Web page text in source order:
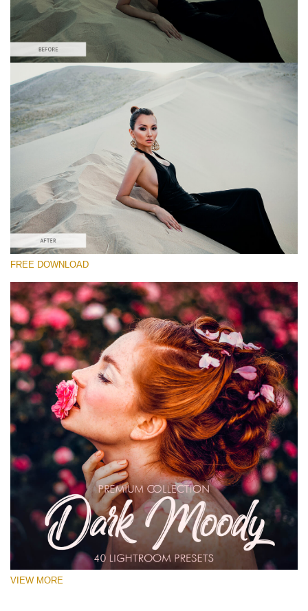
Xin hãy lựa chọn
Free On1 Preset #2
Dark Moody
(40 Lr Presets)
Entire Collection
(2067 Lr Presets)
Tải xuống miễn phí
Preset's group:
ON1 Presets Free
Recommended Photos:
Wedding, portrait, sport, street, fashion, urban, travel,
lifestyle
FREE DOWNLOAD
VIEW MORE